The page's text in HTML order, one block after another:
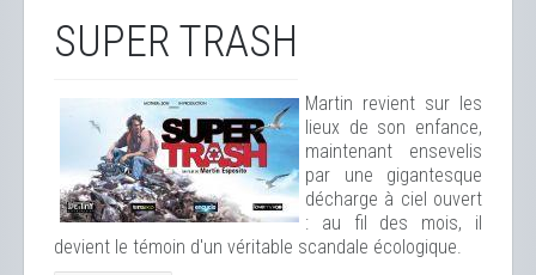
SUPER TRASH
Martin revient sur les
lieux de son enfance,
maintenant ensevelis
par une gigantesque
décharge à ciel ouvert
: au fil des mois, il
devient le témoin d'un véritable scandale écologique.